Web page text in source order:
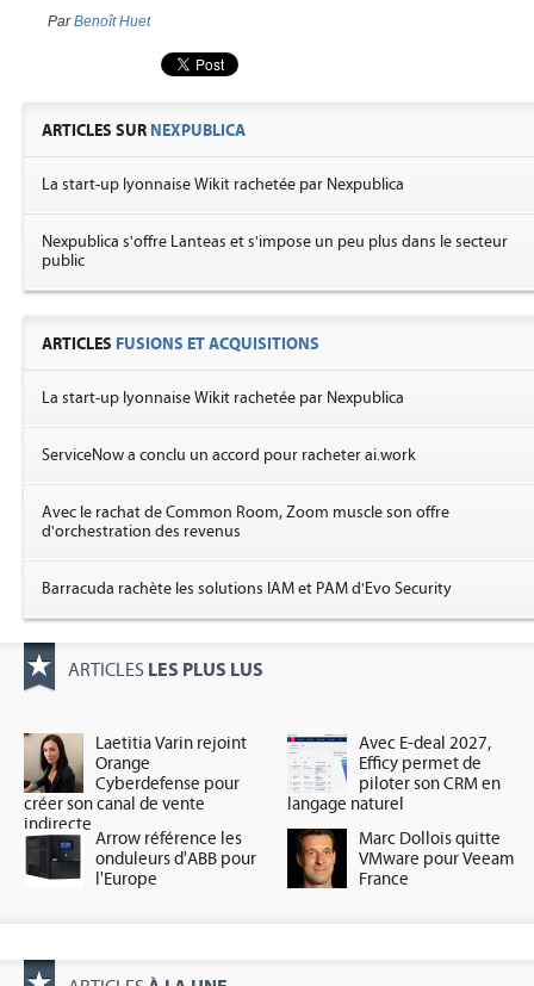
ParBenoît Huet
ARTICLES SUR NEXPUBLICA
La start-up lyonnaise Wikit rachetée par Nexpublica
Nexpublica s'offre Lanteas et s'impose un peu plus dans le secteur
public
ARTICLES FUSIONS ET ACQUISITIONS
La start-up lyonnaise Wikit rachetée par Nexpublica
ServiceNow a conclu un accord pour racheter ai.work
Avec le rachat de Common Room, Zoom muscle son offre
d'orchestration des revenus
Barracuda rachète les solutions IAM et PAM d'Evo Security
ARTICLES LES PLUS LUS
Laetitia Varin rejoint
Orange
Cyberdefense pour
créer son canal de vente
indirecte
Avec E-deal 2027,
Efficy permet de
piloter son CRM en
langage naturel
Arrow référence les
onduleurs d'ABB pour
l'Europe
Marc Dollois quitte
VMware pour Veeam
France